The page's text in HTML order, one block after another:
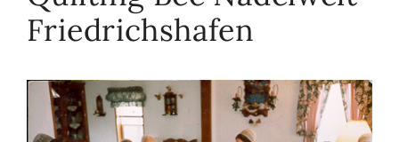
Friedrichshafen